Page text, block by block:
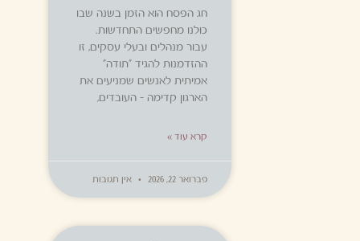
חג הפסח הוא הזמן בשנה שבו
כולנו מחפשים התחדשות.
עבור מנהלים ובעלי עסקים, זו
ההזדמנות להגיד "תודה"
אמיתית לאנשים שמניעים את
הארגון קדימה – העובדים,
קרא עוד »
פברואר 22, 2026 אין תגובות